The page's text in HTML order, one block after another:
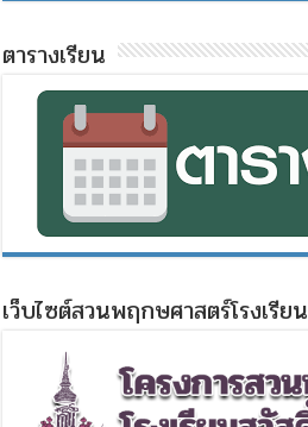
ตารางเรียน
เว็บไซต์สวนพฤกษศาสตร์โรงเรียน